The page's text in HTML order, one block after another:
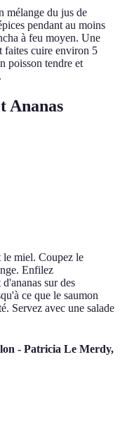
mélange du jus de
pendant au moins
à feu moyen. Une
faites cuire environ 5
poisson tendre et
Ananas
le miel. Coupez le
Enfilez
sur des
ce que le saumon
Servez avec une salade
- Patricia Le Merdy,